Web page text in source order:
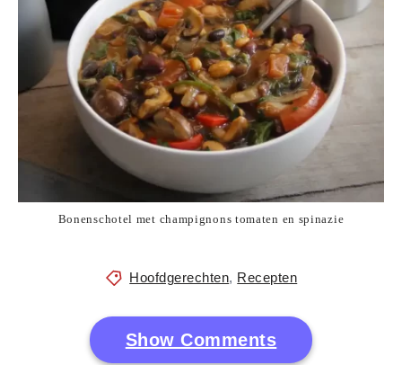
Bonenschotel met champignons tomaten en spinazie
Hoofdgerechten, Recepten
Show Comments